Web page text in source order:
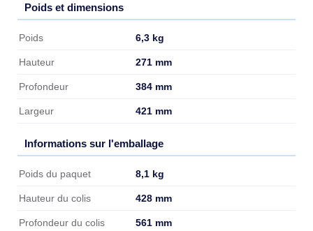
Poids et dimensions
Poids et dimensions
Poids 6,3 kg
Hauteur 271 mm
Profondeur 384 mm
Largeur 421 mm
Informations sur l'emballage
Informations sur l'emballage
Poids du paquet 8,1 kg
Hauteur du colis 428 mm
Profondeur du colis 561 mm